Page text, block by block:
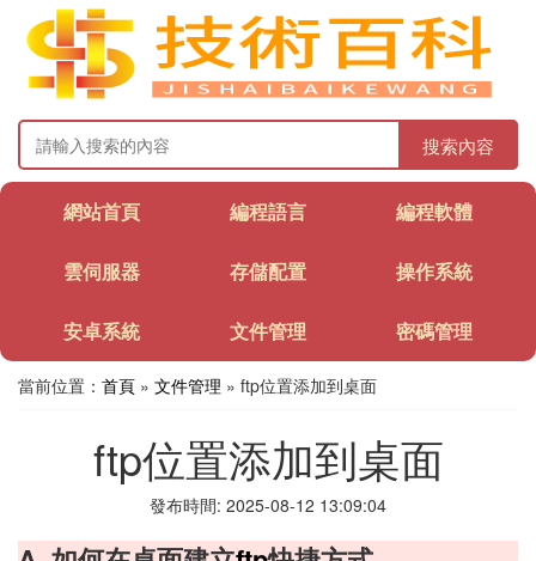
搜索內容
網站首頁 編程語言 編程軟體
雲伺服器 存儲配置 操作系統
安卓系統 文件管理 密碼管理
當前位置： 首頁 » 文件管理 » ftp位置添加到桌面
ftp位置添加到桌面
發布時間: 2025-08-12 13:09:04